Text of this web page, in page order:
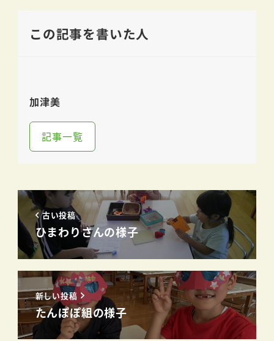
この記事を書いた人
加津美
記事一覧
古い投稿
ひまわりさんの様子
新しい投稿
たんぽぽ組の様子